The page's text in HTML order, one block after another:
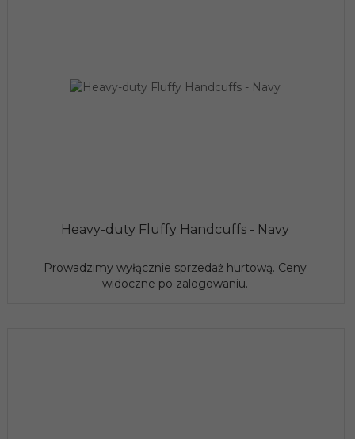
Heavy-duty Fluffy Handcuffs - Navy
Prowadzimy wyłącznie sprzedaż hurtową. Ceny
widoczne po zalogowaniu.